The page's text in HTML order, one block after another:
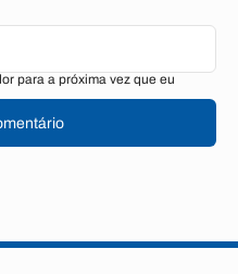
para a próxima vez que eu